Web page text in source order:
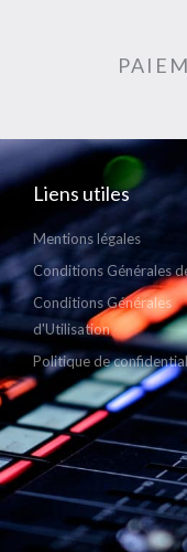
Liens utiles
Mentions légales
Conditions Générales
Conditions Générales
d'Utilisation
Politique de